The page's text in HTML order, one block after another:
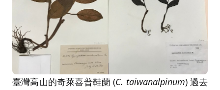
臺灣高山的奇萊喜普鞋蘭 (C. taiwanalpinum) 過去